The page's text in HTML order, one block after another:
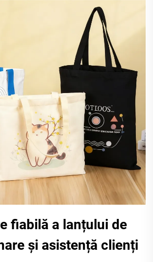
fiabilă a lanțului de
și asistență clienți